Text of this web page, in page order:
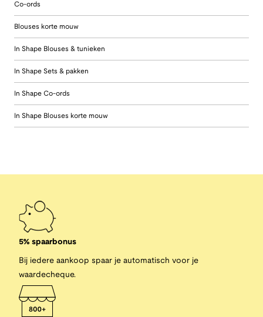
Co-ords
Blouses korte mouw
In Shape Blouses & tunieken
In Shape Sets & pakken
In Shape Co-ords
In Shape Blouses korte mouw
5% spaarbonus
Bij iedere aankoop spaar je automatisch voor je
waardecheque.